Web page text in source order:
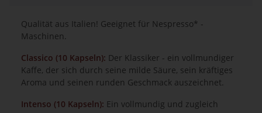
Qualität aus Italien! Geeignet für Nespresso* -
Maschinen.
Classico (10 Kapseln): Der Klassiker - ein vollmundiger
Kaffe, der sich durch seine milde Säure, sein kräftiges
Aroma und seinen runden Geschmack auszeichnet.
Intenso (10 Kapseln): Ein vollmundig und zugleich